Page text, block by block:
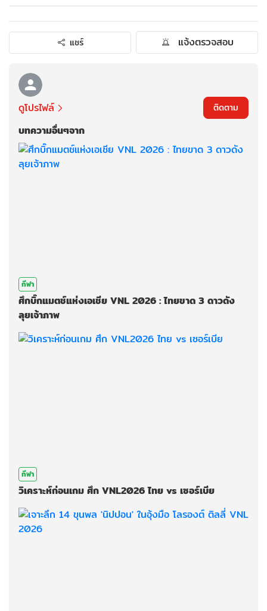
แชร์ แจ้งตรวจสอบ
ดูโปรไฟล์ ติดตาม
บทความอื่นๆจาก
กีฬา
ศึกบิ๊กแมตช์แห่งเอเชีย VNL 2026 : ไทยขาด 3 ดาวดัง
ลุยเจ้าภาพ
กีฬา
วิเคราะห์ก่อนเกม ศึก VNL2026 ไทย vs เซอร์เบีย